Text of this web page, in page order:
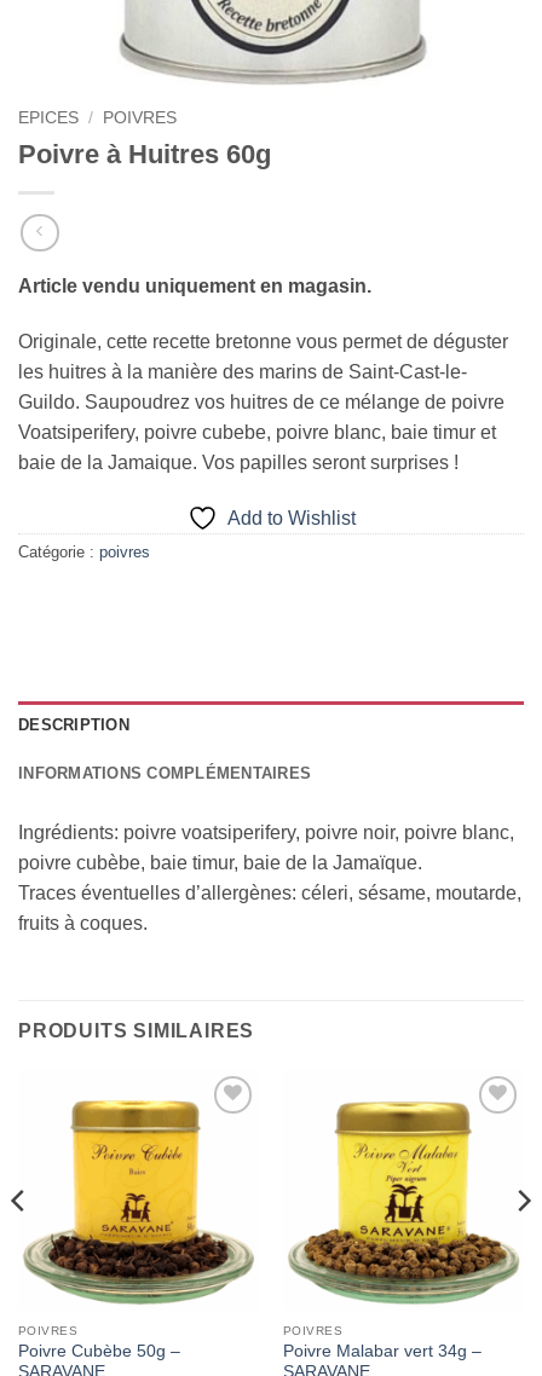
EPICES / POIVRES
Poivre à Huitres 60g
Article vendu uniquement en magasin.
Originale, cette recette bretonne vous permet de déguster
les huitres à la manière des marins de Saint-Cast-le-
Guildo. Saupoudrez vos huitres de ce mélange de poivre
Voatsiperifery, poivre cubebe, poivre blanc, baie timur et
baie de la Jamaique. Vos papilles seront surprises !
Add to Wishlist
Catégorie : poivres
DESCRIPTION
INFORMATIONS COMPLÉMENTAIRES
Ingrédients: poivre voatsiperifery, poivre noir, poivre blanc,
poivre cubèbe, baie timur, baie de la Jamaïque.
Traces éventuelles d’allergènes: céleri, sésame, moutarde,
fruits à coques.
PRODUITS SIMILAIRES
Add to
Wishlist
POIVRES
Poivre Cubèbe 50g –
SARAVANE
Add to
POIVRES
Poivre Malabar vert 34g –
SARAVANE